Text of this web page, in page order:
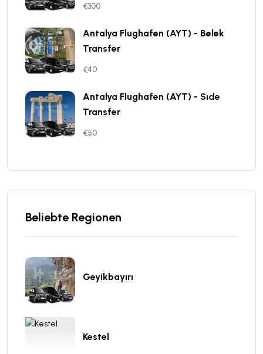
€300
Antalya Flughafen (AYT) - Belek
Transfer
€40
Antalya Flughafen (AYT) - Sıde
Transfer
€50
Beliebte Regionen
Geyikbayırı
Kestel